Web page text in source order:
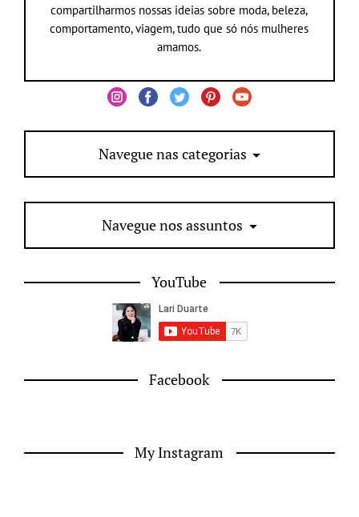
compartilharmos nossas ideias sobre moda, beleza,
comportamento, viagem, tudo que só nós mulheres
amamos.
Navegue nas categorias
Navegue nos assuntos
YouTube
Facebook
My Instagram